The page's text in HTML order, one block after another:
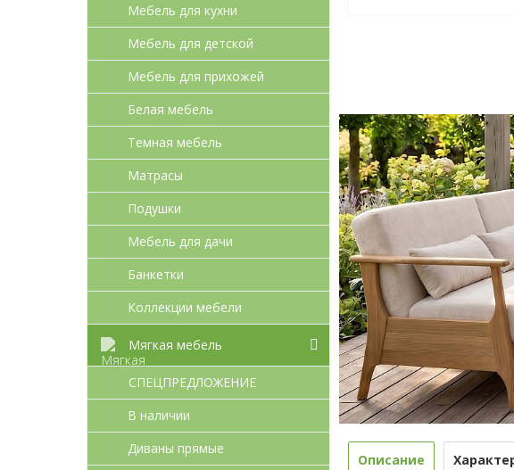
Мебель для кухни
Мебель для детcкой
Мебель для прихожей
Белая мебель
Темная мебель
Матрасы
Подушки
Мебель для дачи
Банкетки
Коллекции мебели
Мягкая мебель
СПЕЦПРЕДЛОЖЕНИЕ
В наличии
Диваны прямые
Описание